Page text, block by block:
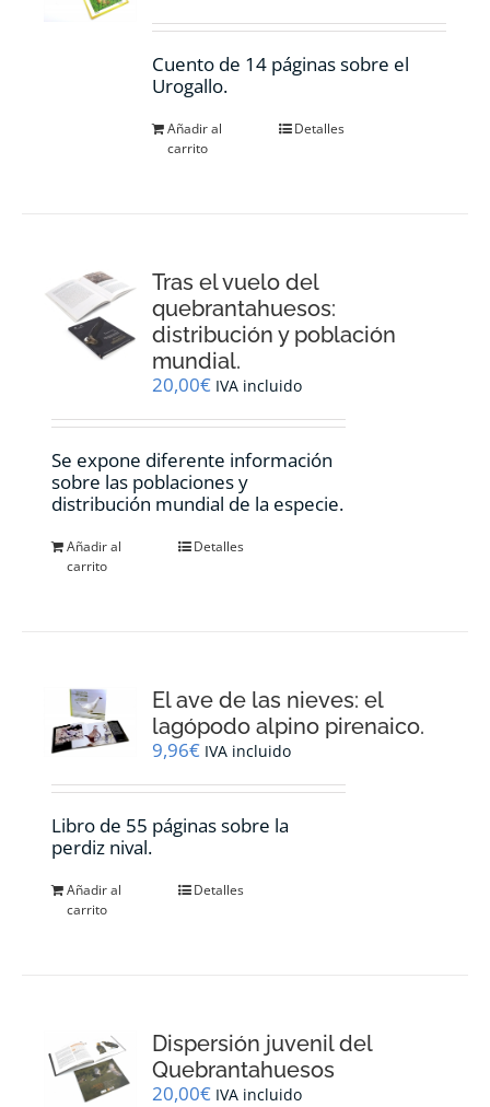
Cuento de 14 páginas sobre el
Urogallo.
Añadir al
carrito
Detalles
Tras el vuelo del
quebrantahuesos:
distribución y población
mundial.
20,00€ IVA incluido
Se expone diferente información
sobre las poblaciones y
distribución mundial de la especie.
Añadir al
carrito
Detalles
El ave de las nieves: el
lagópodo alpino pirenaico.
9,96€ IVA incluido
Libro de 55 páginas sobre la
perdiz nival.
Añadir al
carrito
Detalles
Dispersión juvenil del
Quebrantahuesos
20,00€ IVA incluido